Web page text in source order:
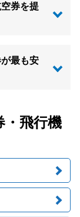
券を提
最も安
・飛行機